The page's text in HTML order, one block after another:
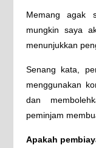
Memang agak
mungkin saya
menunjukkan
Senang kata,
menggunakan
dan
peminjam
Apakah